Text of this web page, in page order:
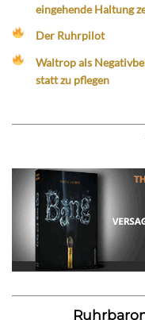
eingehende Haltung
Der Ruhrpilot
Waltrop als
statt zu pflegen